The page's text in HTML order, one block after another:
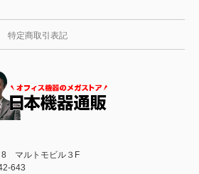
特定商取引表記
8 マルトモビル３F
643